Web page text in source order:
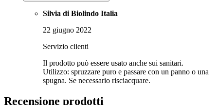
Silvia di Biolindo Italia
22 giugno 2022
Servizio clienti
Il prodotto può essere usato anche sui sanitari.
Utilizzo: spruzzare puro e passare con un panno o una
spugna. Se necessario risciacquare.
Recensione prodotti